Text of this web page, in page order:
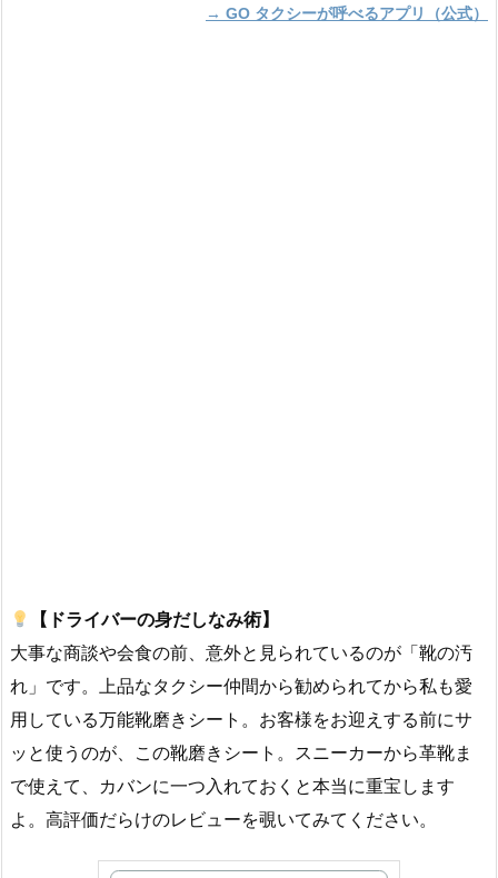
→ GO タクシーが呼べるアプリ（公式）
【ドライバーの身だしなみ術】
大事な商談や会食の前、意外と見られているのが「靴の汚
れ」です。上品なタクシー仲間から勧められてから私も愛
用している万能靴磨きシート。お客様をお迎えする前にサ
ッと使うのが、この靴磨きシート。スニーカーから革靴ま
で使えて、カバンに一つ入れておくと本当に重宝します
よ。高評価だらけのレビューを覗いてみてください。